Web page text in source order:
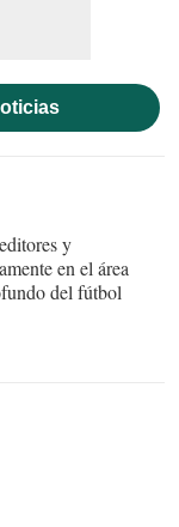
y
en el área
del fútbol